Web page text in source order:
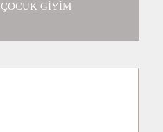
ÇOCUK GİYİM